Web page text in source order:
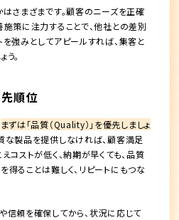
さまざまです。顧客のニーズを正確
策に注力することで、他社との差別
強みとしてアピールすれば、集客と
。
順位
まずは「品質（Quality）」を優先しましょ
製品を提供しなければ、顧客満足
コストが低く、納期が早くても、品質
ることは難しく、リピートにもつな
信頼を確保してから、状況に応じて